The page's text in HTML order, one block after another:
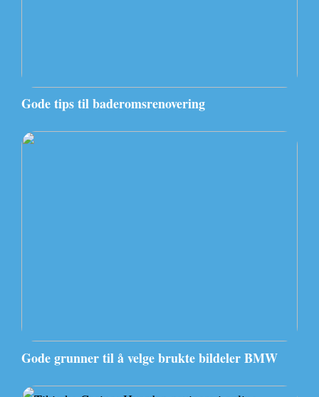
Gode tips til baderomsrenovering
Gode grunner til å velge brukte bildeler BMW